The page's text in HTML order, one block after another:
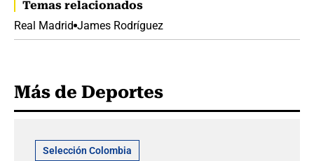
Temas relacionados
Real Madrid James Rodríguez
Más de Deportes
Selección Colombia